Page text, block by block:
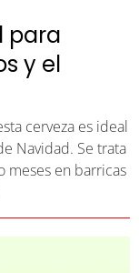
para
y el
cerveza es ideal
Navidad. Se trata
meses en barricas